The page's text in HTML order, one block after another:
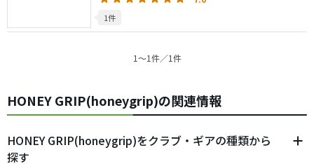
1件
1〜1件／1件
HONEY GRIP(honeygrip)の関連情報
HONEY GRIP(honeygrip)をクラブ・ギアの種類から
探す